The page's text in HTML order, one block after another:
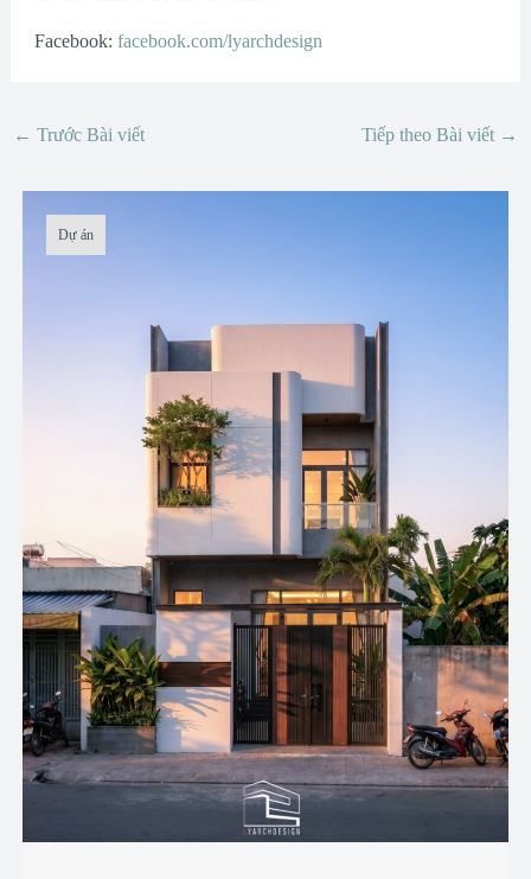
Facebook: facebook.com/lyarchdesign
← Trước Bài viết Tiếp theo Bài viết →
Dự án